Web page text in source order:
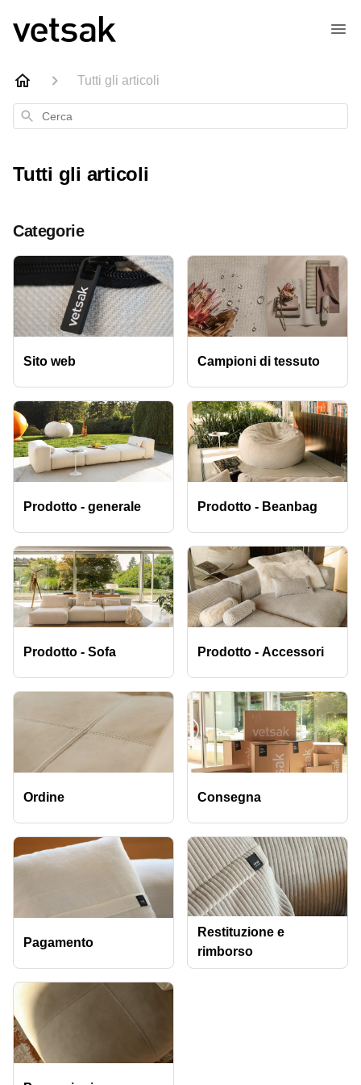
Tutti gli articoli
Cerca
Tutti gli articoli
Categorie
Sito web Campioni di tessuto
Prodotto - generale Prodotto - Beanbag
Prodotto - Sofa Prodotto - Accessori
Ordine Consegna
Pagamento
Restituzione e
rimborso